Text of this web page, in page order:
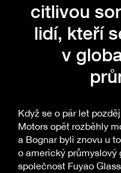
citlivou
lidí, kteří
v
Když se o pár let
Motors opět rozběhly
a Bognar byli znovu u
o americký průmyslový
společnost Fuyao